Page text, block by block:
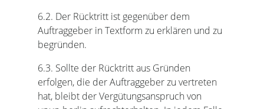
6.2. Der Rücktritt ist gegenüber dem
Auftraggeber in Textform zu erklären und zu
begründen.
6.3. Sollte der Rücktritt aus Gründen
erfolgen, die der Auftraggeber zu vertreten
hat, bleibt der Vergütungsanspruch von